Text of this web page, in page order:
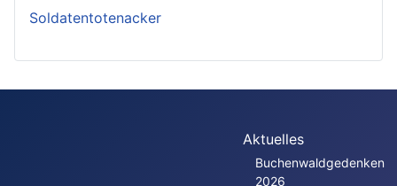
Soldatentotenacker
Aktuelles
Buchenwaldgedenken
2026